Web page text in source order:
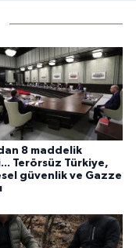
8 maddelik
Terörsüz Türkiye,
güvenlik ve Gazze